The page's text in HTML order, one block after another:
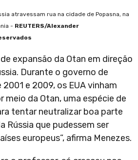
atravessam rua na cidade de Popasna, na
- REUTERS/Alexander
expansão da Otan em direção
Durante o governo de
e 2009, os EUA vinham
meio da Otan, uma espécie de
tentar neutralizar boa parte
Rússia que pudessem ser
europeus”, afirma Menezes.